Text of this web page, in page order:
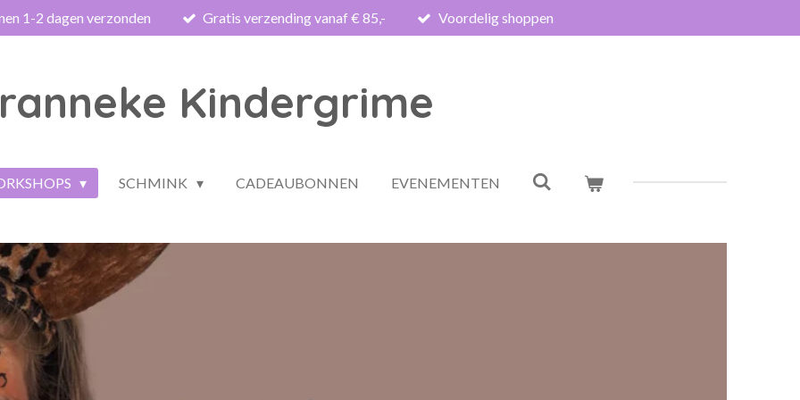
1-2 dagen verzonden Gratis verzending vanaf € 85,- Voordelig shoppen
Kindergrime
SCHMINK CADEAUBONNEN EVENEMENTEN